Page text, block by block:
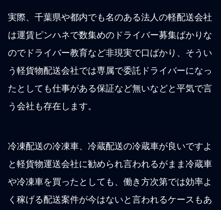
実際、千葉県や都内でも名のある法人の軽配送会社
は運賃ピンハネで数集めのドライバー募集ばかりな
のでドライバー教育など非現実で口ばかり、そうい
う軽貨物配送会社では専属で委託ドライバーになっ
たとしても仕事がある保証など無いなどと平気で言
う会社も存在します。
冷凍配送の冷凍車、冷蔵配送の冷蔵車が良いですよ
と軽貨物運送会社に勧められ言われるがまま冷蔵車
や冷凍車を買ったとしても、働き方次第では効率よ
く稼げる配送案件が今はないと言われるケースもあ